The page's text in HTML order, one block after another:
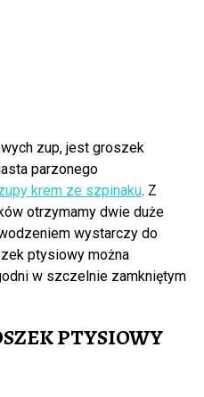
zup, jest groszek
parzonego
krem ze szpinaku. Z
otrzymamy dwie duże
wystarczy do
ptysiowy można
w szczelnie zamkniętym
PTYSIOWY